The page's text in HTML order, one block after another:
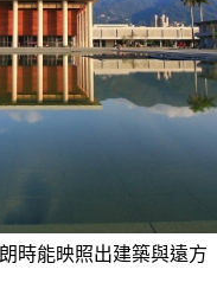
時能映照出建築與遠方